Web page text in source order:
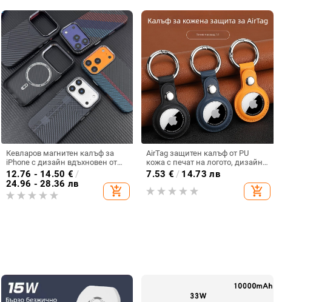
Кевларов магнитен калъф за
iPhone с дизайн вдъхновен от
трасета, удароустойчив и
антиотпечатъчен
12.76 - 14.50 € /
24.96 - 28.36 лв
add_shopping_cart
AirTag защитен калъф от PU
кожа с печат на логото, дизайн
с единичен прорез,
персонализируем, анти-износ и
анти-спад
7.53 € / 14.73 лв
add_shopping_cart